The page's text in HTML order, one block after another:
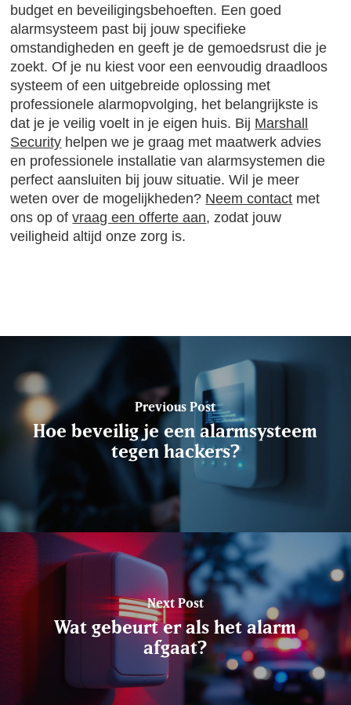
budget en beveiligingsbehoeften. Een goed
alarmsysteem past bij jouw specifieke
omstandigheden en geeft je de gemoedsrust die je
zoekt. Of je nu kiest voor een eenvoudig draadloos
systeem of een uitgebreide oplossing met
professionele alarmopvolging, het belangrijkste is
dat je je veilig voelt in je eigen huis. Bij Marshall
Security helpen we je graag met maatwerk advies
en professionele installatie van alarmsystemen die
perfect aansluiten bij jouw situatie. Wil je meer
weten over de mogelijkheden? Neem contact met
ons op ofvraag een offerte aan, zodat jouw
veiligheid altijd onze zorg is.
Previous Post
Hoe beveilig je een alarmsysteem
tegen hackers?
Next Post
Wat gebeurt er als het alarm
afgaat?